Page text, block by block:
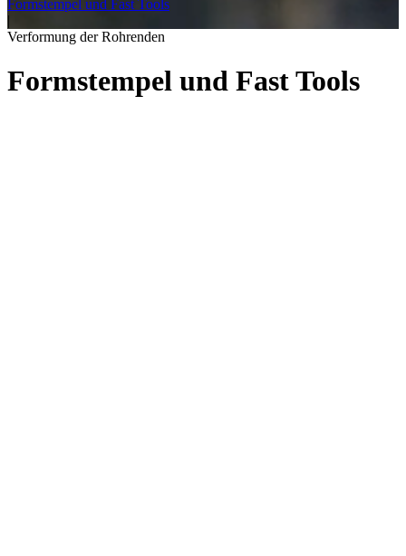
Formstempel und Fast Tools
|
Verformung der Rohrenden
Formstempel und Fast Tools